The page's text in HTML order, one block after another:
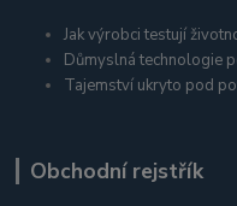
Jak výrobci testují
Důmyslná technologie
Tajemství ukryto pod
Obchodní rejstřík